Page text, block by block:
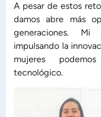
A pesar de estos
damos abre más
generaciones. Mi
impulsando la
mujeres
tecnológico.